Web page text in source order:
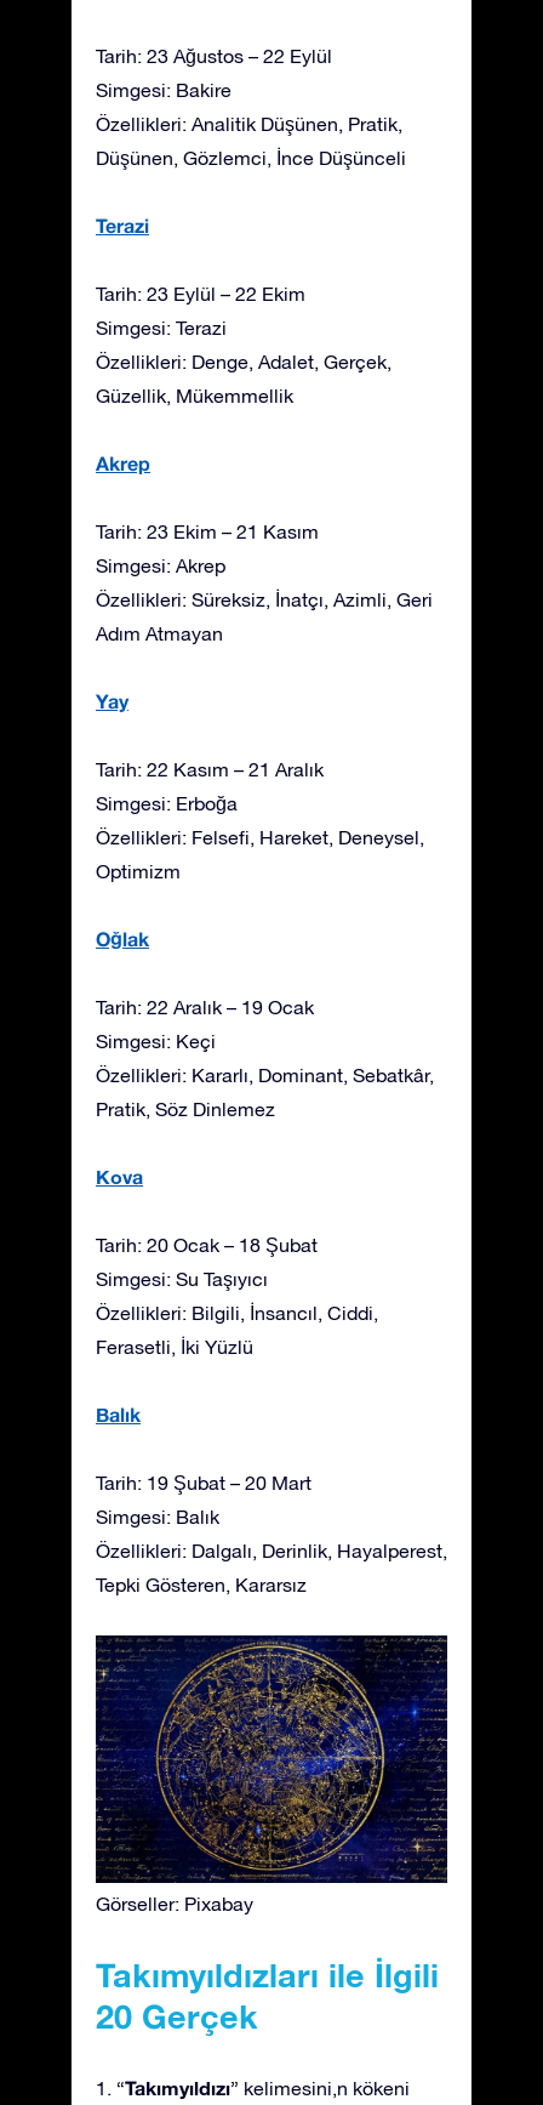
Tarih: 23 Ağustos – 22 Eylül
Simgesi: Bakire
Özellikleri: Analitik Düşünen, Pratik,
Düşünen, Gözlemci, İnce Düşünceli
Terazi
Tarih: 23 Eylül – 22 Ekim
Simgesi: Terazi
Özellikleri: Denge, Adalet, Gerçek,
Güzellik, Mükemmellik
Akrep
Tarih: 23 Ekim – 21 Kasım
Simgesi: Akrep
Özellikleri: Süreksiz, İnatçı, Azimli, Geri
Adım Atmayan
Yay
Tarih: 22 Kasım – 21 Aralık
Simgesi: Erboğa
Özellikleri: Felsefi, Hareket, Deneysel,
Optimizm
Oğlak
Tarih: 22 Aralık – 19 Ocak
Simgesi: Keçi
Özellikleri: Kararlı, Dominant, Sebatkâr,
Pratik, Söz Dinlemez
Kova
Tarih: 20 Ocak – 18 Şubat
Simgesi: Su Taşıyıcı
Özellikleri: Bilgili, İnsancıl, Ciddi,
Ferasetli, İki Yüzlü
Balık
Tarih: 19 Şubat – 20 Mart
Simgesi: Balık
Özellikleri: Dalgalı, Derinlik, Hayalperest,
Tepki Gösteren, Kararsız
Görseller: Pixabay
Takımyıldızları ile İlgili
20 Gerçek
1. “Takımyıldızı” kelimesini,n kökeni